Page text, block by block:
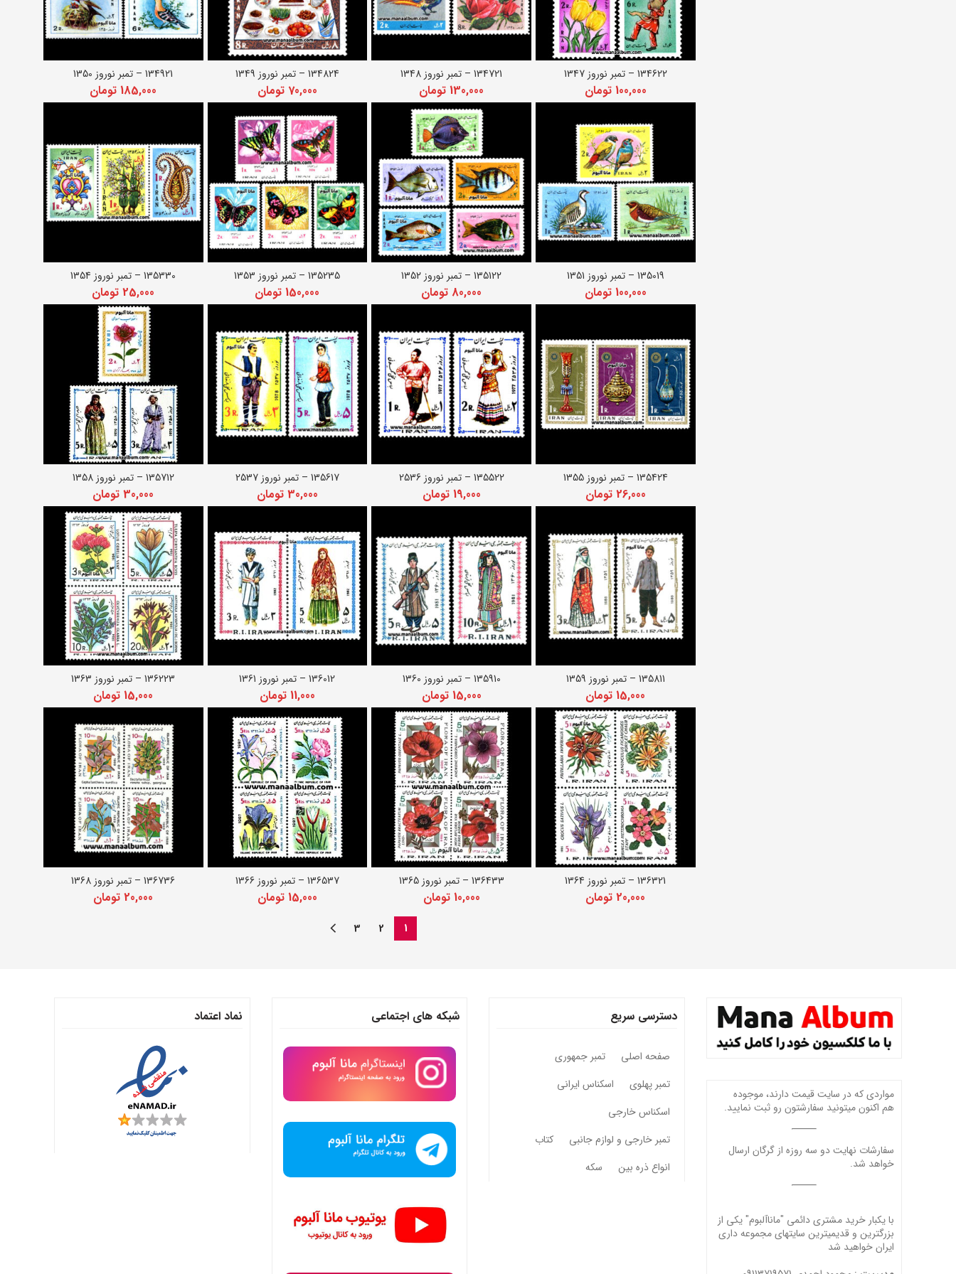
افزودن به سبد خرید134622 – تمبر نوروز 1347
100,000 تومان
افزودن به سبد خرید134721 – تمبر نوروز 1348
130,000 تومان
افزودن به سبد خرید
134824 – تمبر نوروز 1349
70,000 تومان
افزودن به سبد خرید
134921 – تمبر نوروز 1350
185,000 تومان
افزودن به سبد خرید
135019 – تمبر نوروز 1351
100,000 تومان
افزودن به سبد خرید
135122 – تمبر نوروز 1352
80,000 تومان
افزودن به سبد خرید135235 – تمبر نوروز 1353
150,000 تومان
افزودن به سبد خرید
135330 – تمبر نوروز 1354
25,000 تومان
افزودن به سبد خرید135424 – تمبر نوروز 1355
26,000 تومان
افزودن به سبد خرید135522 – تمبر نوروز 2536
19,000 تومان
افزودن به سبد خرید135617 – تمبر نوروز 2537
30,000 تومان
افزودن به سبد خرید135712 – تمبر نوروز 1358
30,000 تومان
افزودن به سبد خرید
135811 – تمبر نوروز 1359
15,000 تومان
افزودن به سبد خرید
135910 – تمبر نوروز 1360
15,000 تومان
افزودن به سبد خرید
136012 – تمبر نوروز 1361
11,000 تومان
افزودن به سبد خرید
136223 – تمبر نوروز 1363
15,000 تومان
افزودن به سبد خرید
136321 – تمبر نوروز 1364
20,000 تومان
افزودن به سبد خرید
136433 – تمبر نوروز 1365
10,000 تومان
افزودن به سبد خرید
136537 – تمبر نوروز 1366
15,000 تومان
افزودن به سبد خرید
136736 – تمبر نوروز 1368
20,000 تومان
1
2
3
مواردی که در سایت قیمت دارند، موجوده
هم اکنون میتونید سفارشتون رو ثبت نمایید.
سفارشات نهایت دو سه روزه از گرگان ارسال
خواهد شد.
با یکبار خرید مشتری دائمی "ماناآلبوم" یکی از
بزرگترین و قدیمیترین سایتهای مجموعه داری
ایران خواهید شد
دسترسی سریع
صفحه اصلی
تمبر جمهوری
تمبر پهلوی
اسکناس ایرانی
اسکناس خارجی
تمبر خارجی و لوازم جانبی
کتاب
انواع ذره بین
سکه
شبکه های اجتماعی نماد اعتماد